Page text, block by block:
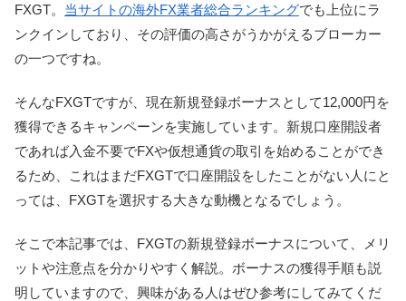
FXGT。 当サイトの海外FX業者総合ランキングでも上位にラ
ンクインしており、その評価の高さがうかがえるブローカー
の一つですね。
そんなFXGTですが、現在新規登録ボーナスとして12,000円を
獲得できるキャンペーンを実施しています。新規口座開設者
であれば入金不要でFXや仮想通貨の取引を始めることができ
るため、これはまだFXGTで口座開設をしたことがない人にと
っては、FXGTを選択する大きな動機となるでしょう。
そこで本記事では、FXGTの新規登録ボーナスについて、メリ
ットや注意点を分かりやすく解説。ボーナスの獲得手順も説
明していますので、興味がある人はぜひ参考にしてみてくだ